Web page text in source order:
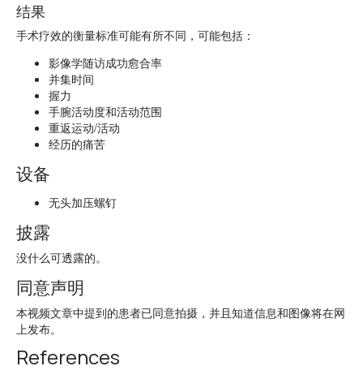
结果
手术疗效的衡量标准可能有所不同，可能包括：
影像学随访成功愈合率
并集时间
握力
手腕活动度和活动范围
重返运动/活动
经历的痛苦
设备
无头加压螺钉
披露
没什么可透露的。
同意声明
本视频文章中提到的患者已同意拍摄，并且知道信息和图像将在网
上发布。
References